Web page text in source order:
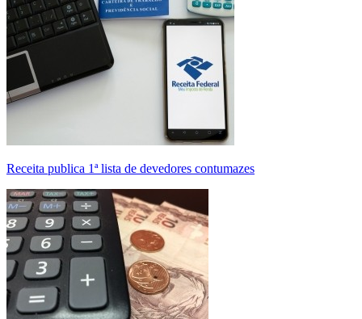
Receita publica 1ª lista de devedores contumazes